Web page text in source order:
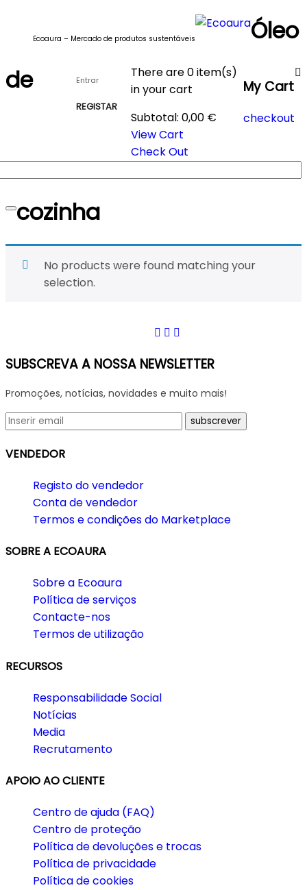
Ecoaura – Mercado de produtos sustentáveis
Entrar
REGISTAR
My Cart
checkout
There are0 item(s)
in your cart
Subtotal: 0,00 €
View Cart
Check Out
Toggle
Óleo
de
cozinha
No products were found matching your
selection.
SUBSCREVA A NOSSA NEWSLETTER
Promoções, notícias, novidades e muito mais!
VENDEDOR
Registo do vendedor
Conta de vendedor
Termos e condições do Marketplace
SOBRE A ECOAURA
Sobre a Ecoaura
Política de serviços
Contacte-nos
Termos de utilização
RECURSOS
Responsabilidade Social
Notícias
Media
Recrutamento
APOIO AO CLIENTE
Centro de ajuda (FAQ)
Centro de proteção
Política de devoluções e trocas
Política de privacidade
Política de cookies